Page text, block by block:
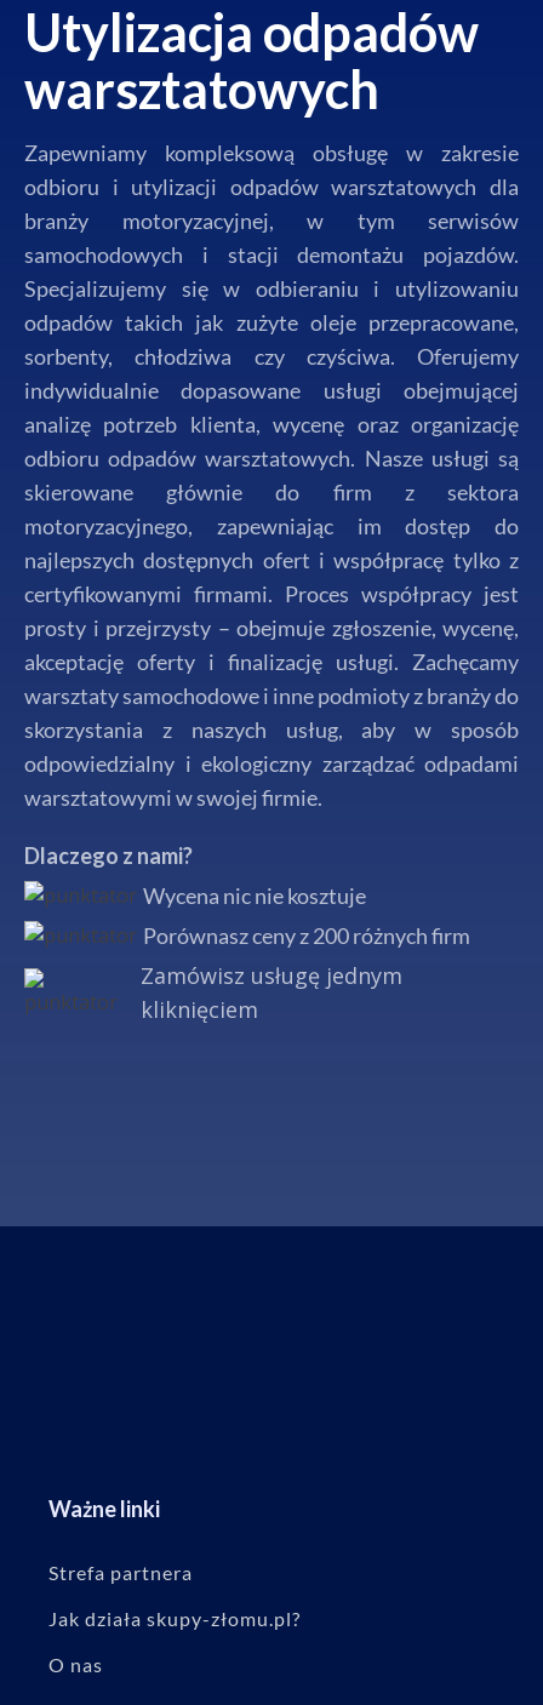
Utylizacja odpadów
warsztatowych
Zapewniamy kompleksową obsługę w zakresie
odbioru i utylizacji odpadów warsztatowych dla
branży motoryzacyjnej, w tym serwisów
samochodowych i stacji demontażu pojazdów.
Specjalizujemy się w odbieraniu i utylizowaniu
odpadów takich jak zużyte oleje przepracowane,
sorbenty, chłodziwa czy czyściwa. Oferujemy
indywidualnie dopasowane usługi obejmującej
analizę potrzeb klienta, wycenę oraz organizację
odbioru odpadów warsztatowych. Nasze usługi są
skierowane głównie do firm z sektora
motoryzacyjnego, zapewniając im dostęp do
najlepszych dostępnych ofert i współpracę tylko z
certyfikowanymi firmami. Proces współpracy jest
prosty i przejrzysty – obejmuje zgłoszenie, wycenę,
akceptację oferty i finalizację usługi. Zachęcamy
warsztaty samochodowe i inne podmioty z branży do
skorzystania z naszych usług, aby w sposób
odpowiedzialny i ekologiczny zarządzać odpadami
warsztatowymi w swojej firmie.
Dlaczego z nami?
Wycena nic nie kosztuje
Porównasz ceny z 200 różnych firm
Zamówisz usługę jednym
kliknięciem
Ważne linki
Strefa partnera
Jak działa skupy-złomu.pl?
O nas